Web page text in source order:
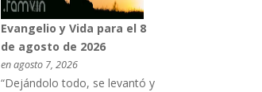
Evangelio y Vida para el 8
de agosto de 2026
en agosto 7, 2026
“Dejándolo todo, se levantó y